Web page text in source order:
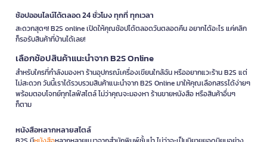
ช้อปออนไลน์ได้ตลอด 24 ชั่วโมง ทุกที่ ทุกเวลา
สะดวกสุดๆ! B2S online เปิดให้คุณช้อปได้ตลอดวันตลอดคืน อยากได้อะไร แค่คลิก
ก็รอรับสินค้าที่บ้านได้เลย!
เลือกช้อปสินค้าแนะนำจาก B2S Online
สำหรับใครที่กำลังมองหา ร้านอุปกรณ์เครื่องเขียนใกล้ฉัน หรืออยากแวะร้าน B2S แต่
ไม่สะดวก วันนี้เราได้รวบรวมสินค้าแนะนำจาก B2S Online มาให้คุณเลือกสรรได้ง่ายๆ
พร้อมตอบโจทย์ทุกไลฟ์สไตล์ ไม่ว่าคุณจะมองหา ร้านขายหนังสือ หรือสินค้าอื่นๆ
ก็ตาม
หนังสือหลากหลายสไตล์